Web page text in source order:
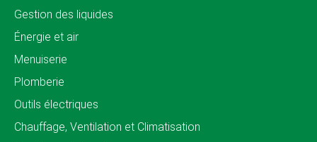
Gestion des liquides
Énergie et air
Menuiserie
Plomberie
Outils électriques
Chauffage, Ventilation et Climatisation